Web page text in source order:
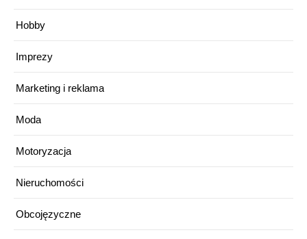
Hobby
Imprezy
Marketing i reklama
Moda
Motoryzacja
Nieruchomości
Obcojęzyczne